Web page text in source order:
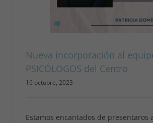
Nueva incorporación al
PSICÓLOGOS del Centro
16 octubre, 2023
Estamos encantados de presentaros